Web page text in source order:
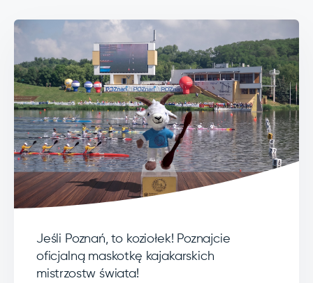
Jeśli Poznań, to koziołek! Poznajcie
oficjalną maskotkę kajakarskich
mistrzostw świata!